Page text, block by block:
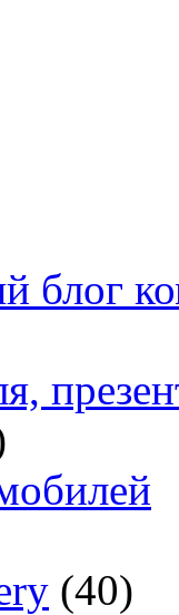
блог
(40)